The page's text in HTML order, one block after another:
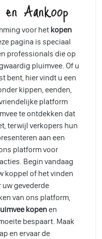
Aankoop
voor het kopen
pagina is speciaal
professionals die op
pluimvee. Of u
bent, hier vindt u een
kippen, eenden,
platform
te ontdekken dat
terwijl verkopers hun
aan een
platform voor
Begin vandaag
koppel of het vinden
uw gevederde
van ons platform,
kopen en
bespaart. Maak
en ervaar de